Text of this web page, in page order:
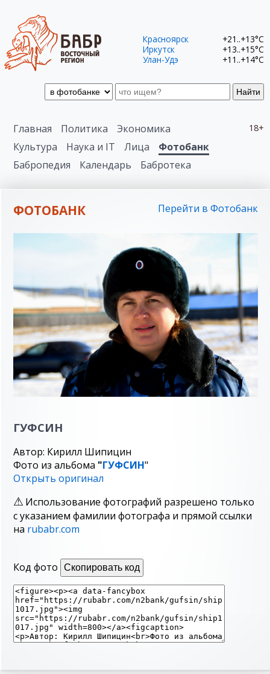
Найти
Красноярск
+21..+13°C
Иркутск
+13..+15°C
Улан-Удэ
+11..+14°C
18+
Главная Политика
Экономика
Культура
Наука и IT Лица
Фотобанк
Бабропедия
Календарь Бабротека
ФОТОБАНК Перейти в Фотобанк
ГУФСИН
Автор: Кирилл Шипицин
Фото из альбома "ГУФСИН"
Открыть оригинал
Использование фотографий разрешено только
с указанием фамилии фотографа и прямой ссылки
на rubabr.com
Код фото Скопировать код